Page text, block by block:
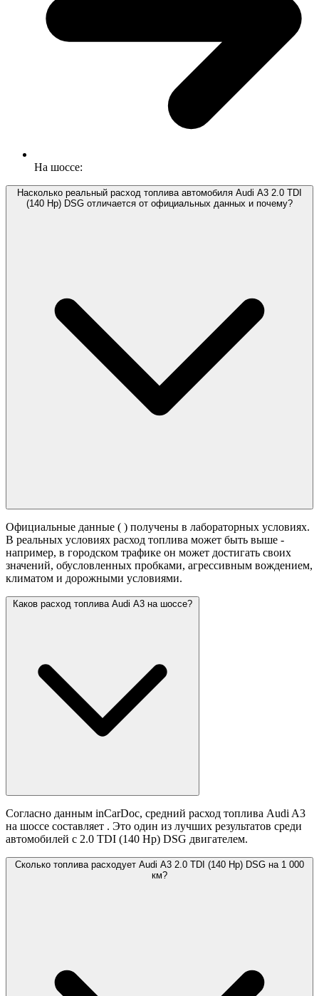
На шоссе:
Насколько реальный расход топлива автомобиля Audi A3 2.0 TDI
(140 Hp) DSG отличается от официальных данных и почему?
Официальные данные ( ) получены в лабораторных условиях.
В реальных условиях расход топлива может быть выше -
например, в городском трафике он может достигать своих
значений, обусловленных пробками, агрессивным вождением,
климатом и дорожными условиями.
Каков расход топлива Audi A3 на шоссе?
Согласно данным inCarDoc, средний расход топлива Audi A3
на шоссе составляет . Это один из лучших результатов среди
автомобилей с 2.0 TDI (140 Hp) DSG двигателем.
Сколько топлива расходует Audi A3 2.0 TDI (140 Hp) DSG на 1 000
км?